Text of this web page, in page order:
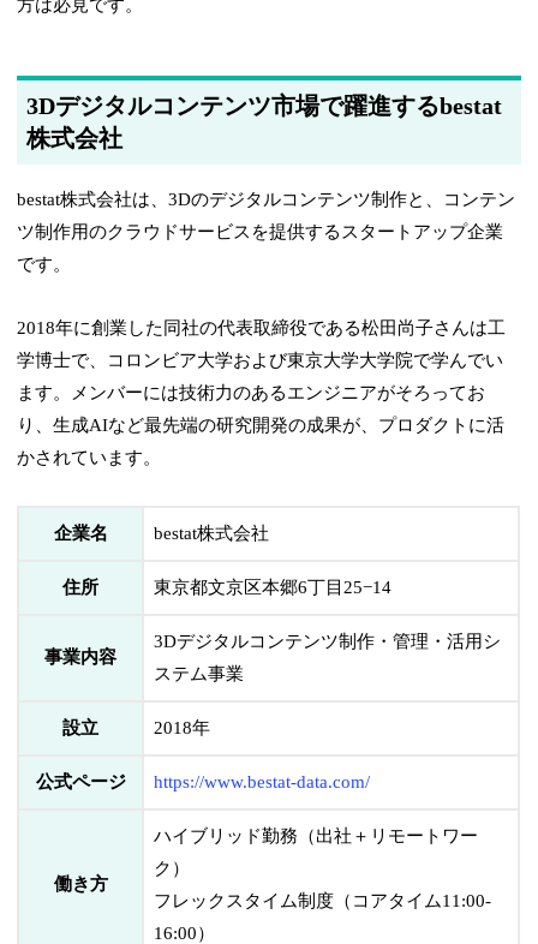
方は必見です。
3Dデジタルコンテンツ市場で躍進するbestat
株式会社
bestat株式会社は、3Dのデジタルコンテンツ制作と、コンテン
ツ制作用のクラウドサービスを提供するスタートアップ企業
です。
2018年に創業した同社の代表取締役である松田尚子さんは工
学博士で、コロンビア大学および東京大学大学院で学んでい
ます。メンバーには技術力のあるエンジニアがそろってお
り、生成AIなど最先端の研究開発の成果が、プロダクトに活
かされています。
企業名 bestat株式会社
住所 東京都文京区本郷6丁目25−14
事業内容
3Dデジタルコンテンツ制作・管理・活用シ
ステム事業
設立 2018年
公式ページ https://www.bestat-data.com/
働き方
ハイブリッド勤務（出社＋リモートワー
ク）
フレックスタイム制度（コアタイム11:00-
16:00）